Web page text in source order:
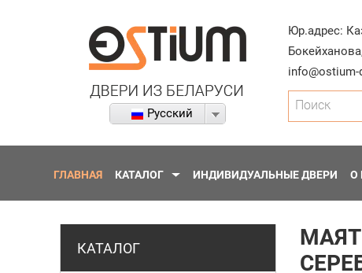
Русский
Юр.адрес:
Поиск
ГЛАВНАЯ КАТАЛОГ ИНДИВИДУАЛЬНЫЕ ДВЕРИ О
КАТАЛОГ